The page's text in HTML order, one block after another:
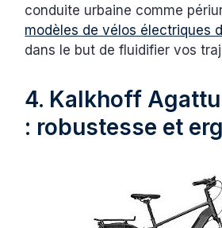
conduite urbaine comme
modèles de vélos électriques
dans le but de fluidifier vos
4. Kalkhoff Agattu
: robustesse et